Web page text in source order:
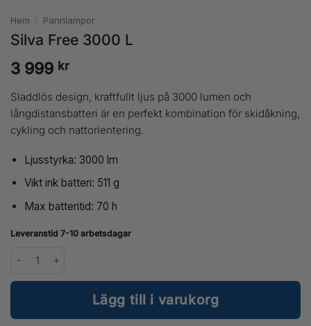
Hem / Pannlampor
Silva Free 3000 L
3 999 kr
Sladdlös design, kraftfullt ljus på 3000 lumen och
långdistansbatteri är en perfekt kombination för skidåkning,
cykling och nattorientering.
Ljusstyrka: 3000 lm
Vikt ink batteri: 511 g
Max batteritid: 70 h
Leveranstid 7-10 arbetsdagar
Lägg till i varukorg